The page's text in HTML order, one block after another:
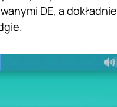
DE, a